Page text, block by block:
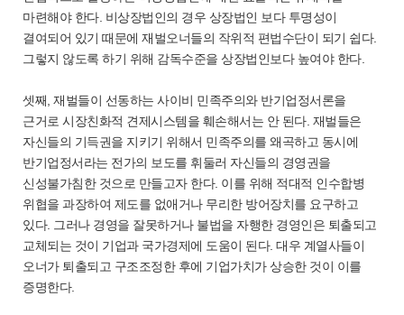
마련해야 한다. 비상장법인의 경우 상장법인 보다 투명성이
결여되어 있기 때문에 재벌오너들의 작위적 편법수단이 되기 쉽다.
그렇지 않도록 하기 위해 감독수준을 상장법인보다 높여야 한다.
셋째, 재벌들이 선동하는 사이비 민족주의와 반기업정서론을
근거로 시장친화적 견제시스템을 훼손해서는 안 된다. 재벌들은
자신들의 기득권을 지키기 위해서 민족주의를 왜곡하고 동시에
반기업정서라는 전가의 보도를 휘둘러 자신들의 경영권을
신성불가침한 것으로 만들고자 한다. 이를 위해 적대적 인수합병
위협을 과장하여 제도를 없애거나 무리한 방어장치를 요구하고
있다. 그러나 경영을 잘못하거나 불법을 자행한 경영인은 퇴출되고
교체되는 것이 기업과 국가경제에 도움이 된다. 대우 계열사들이
오너가 퇴출되고 구조조정한 후에 기업가치가 상승한 것이 이를
증명한다.